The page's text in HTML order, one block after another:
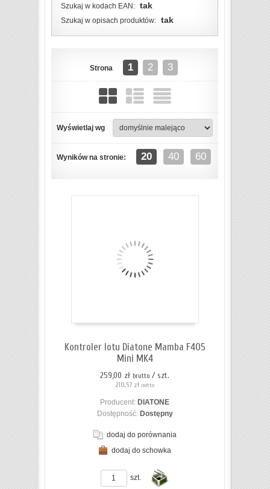
Szukaj w kodach EAN: tak
Szukaj w opisach produktów: tak
Strona 1 2 3
Wyświetlaj wg
Wyników na stronie: 20 40 60
ZOBACZ SZCZEGÓŁY
Kontroler lotu Diatone Mamba F405
Mini MK4
259,00 zł brutto / szt.
210,57 zł netto
Producent: DIATONE
Dostępność: Dostępny
dodaj do porównania
dodaj do schowka
szt.